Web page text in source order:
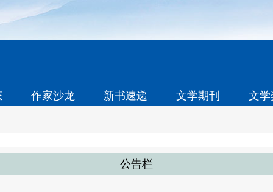
作家沙龙 新书速递 文学期刊 文
公告栏